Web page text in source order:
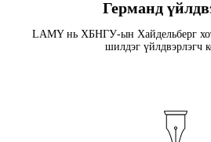
Германд
LAMY нь ХБНГУ-ын Хайдельберг
шилдэг үйлдвэрлэгч